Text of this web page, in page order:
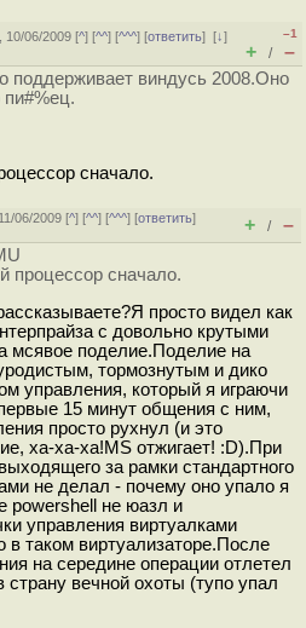
10/06/2009 [^] [^^] [^^^] [ответить][↓]
–1
+ / –
поддерживает виндусь 2008.Оно
пи#%ец.
сначало.
06/2009 [^] [^^] [^^^] [ответить]
+ / –
процессор сначало.
просто видел как
с довольно крутыми
мсявое поделие.Поделие на
тормознутым и дико
управления, который я играючи
15 минут общения с ним,
просто рухнул (и это
ха-ха-ха!MS отжигает! :D).При
за рамки стандартного
не делал - почему оно упало я
powershell не юазл и
управления виртуалками
в таком виртуализаторе.После
на середине операции отлетел
вечной охоты (тупо упал